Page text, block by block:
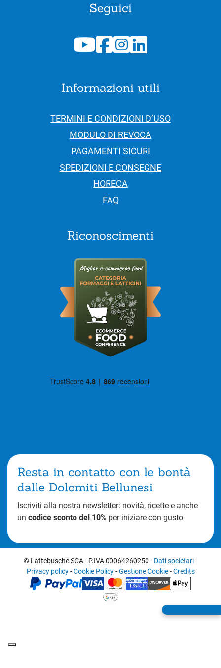
Seguici
Informazioni utili
TERMINI E CONDIZIONI D’USO
MODULO DI REVOCA
PAGAMENTI SICURI
SPEDIZIONI E CONSEGNE
HORECA
FAQ
Riconoscimenti
Resta in contatto con le bontà
dalle Dolomiti Bellunesi
Iscriviti alla nostra newsletter: novità, ricette e anche
un codice sconto del 10% per iniziare con gusto.
© Lattebusche SCA- P.IVA 00064260250 - Dati societari-
Privacy policy-Cookie Policy-Gestione Cookie-Credits